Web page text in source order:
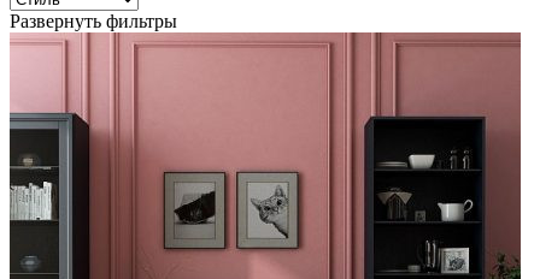
Развернуть фильтры